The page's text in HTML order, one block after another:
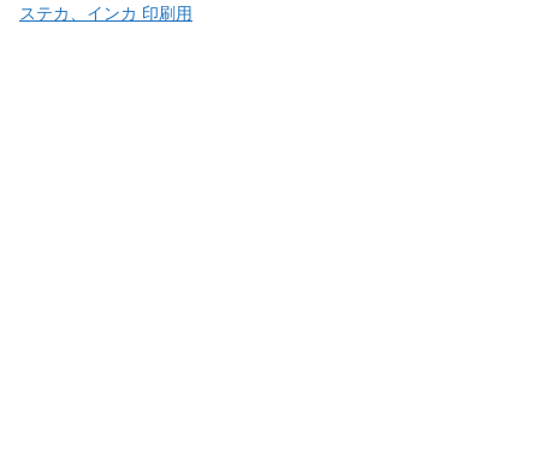
ステカ、インカ 印刷用